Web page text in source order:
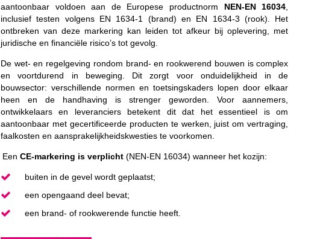
aantoonbaar voldoen aan de Europese productnorm NEN-EN 16034
inclusief testen volgens EN 1634-1 (brand) en EN 1634-3 (rook). Het
ontbreken van deze markering kan leiden tot afkeur bij oplevering, met
juridische en financiële risico’s tot gevolg.
De wet- en regelgeving rondom brand- en rookwerend bouwen is complex
en voortdurend in beweging. Dit zorgt voor onduidelijkheid in de
bouwsector: verschillende normen en toetsingskaders lopen door elkaar
heen en de handhaving is strenger geworden. Voor aannemers,
ontwikkelaars en leveranciers betekent dit dat het essentieel is om
aantoonbaar met gecertificeerde producten te werken, juist om vertraging,
faalkosten en aansprakelijkheidskwesties te voorkomen.
Een CE-markering is verplicht (NEN-EN 16034) wanneer het kozijn:
buiten in de gevel wordt geplaatst;
een opengaand deel bevat;
een brand- of rookwerende functie heeft.